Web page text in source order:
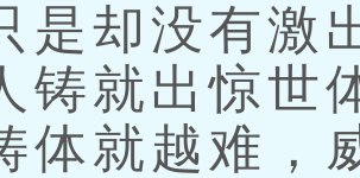
是却没有激
铸就出惊世
体就越难，